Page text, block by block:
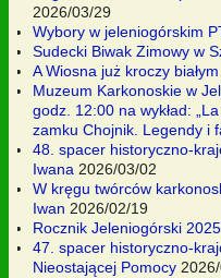
2026/03/29
Wybory w jeleniogórskim
Sudecki Biwak Zimowy w
A Wiosna już kroczy
Muzeum Karkonoskie w
godz. 12:00 na wykład:
zamku Chojnik. Legendy i
48. spacer historyczno-
Iwana 2026/03/02
W kręgu twórców
Iwan 2026/02/19
Rocznik Jeleniogórski 2025
47. spacer historyczno-
Nieostającej Pomocy